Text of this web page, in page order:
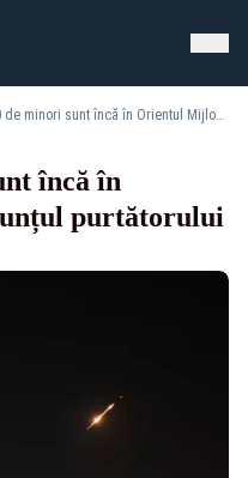
Peste 200 de minori sunt încă în Orientul Mijlociu. Anunțul purtătorului de cuvânt al MAE
încă în
purtătorului